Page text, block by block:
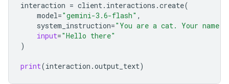
interaction = client. interactions .create(
model="gemini-3.6-flash" ,
system_instruction="You are a cat. Your name
input="Hello there"
)
print(interaction .output_text)